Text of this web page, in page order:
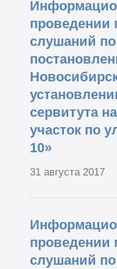
проведении
слушаний по
сервитута
участок по
10»
31 августа 2017
проведении
слушаний по